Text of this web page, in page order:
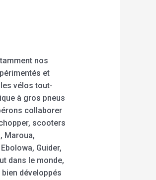
nos
et
vélos tout-
à gros pneus
collaborer
scooters
Maroua,
Guider,
dans le monde,
bien développés